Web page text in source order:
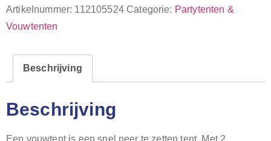
Artikelnummer: 112105524 Categorie: Partytenten &
Vouwtenten
Beschrijving
Beschrijving
Een vouwtent is een snel neer te zetten tent. Met 2